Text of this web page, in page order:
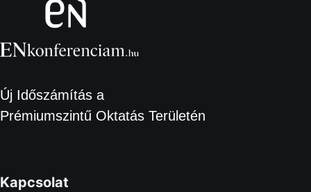
Új Időszámítás a
Prémiumszintű Oktatás Területén
Kapcsolat